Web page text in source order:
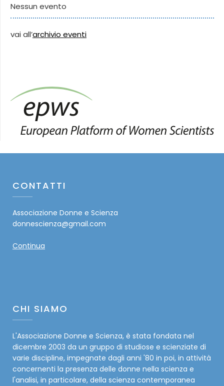
Nessun evento
vai all’archivio eventi
CONTATTI
Associazione Donne e Scienza
donnescienza@gmail.com
Continua
CHI SIAMO
L'Associazione Donne e Scienza, è stata fondata nel
dicembre 2003 da un gruppo di studiose e scienziate di
varie discipline, impegnate dagli anni '80 in poi, in attività
concernenti la presenza delle donne nella scienza e
l'analisi, in particolare, della scienza contemporanea